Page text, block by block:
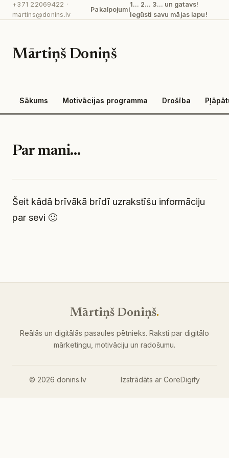
Pāriet+371 22069422 ·
martins@donins.lv
Pakalpojumi
1… 2… 3… un gatavs!
Iegūsti savu mājas lapu!
Mārtiņš Doniņš
Sākums Motivācijas programma Drošība
Par mani…
Šeit kādā brīvākā brīdī uzrakstīšu informāciju
par sevi 🙂
Mārtiņš Doniņš.
Reālās un digitālās pasaules pētnieks. Raksti par digitālo
mārketingu, motivāciju un radošumu.
© 2026 donins.lv Izstrādāts ar CoreDigify